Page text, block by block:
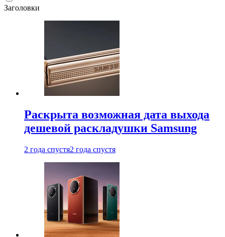
Заголовки
Раскрыта возможная дата выхода
дешевой раскладушки Samsung
2 года спустя2 года спустя